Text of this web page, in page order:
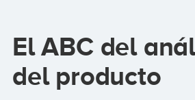
El ABC del
del producto